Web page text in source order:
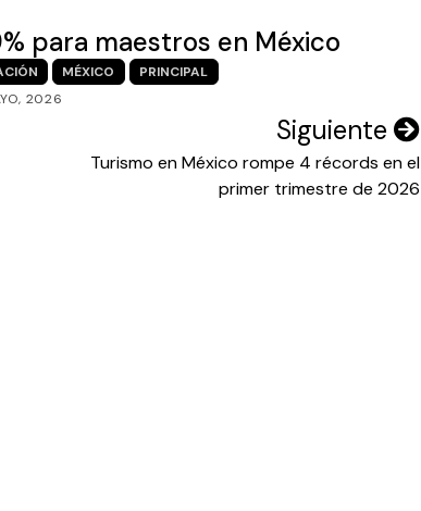
para maestros en México
MÉXICO
PRINCIPAL
2026
Siguiente
Turismo en México rompe 4 récords en el
primer trimestre de 2026